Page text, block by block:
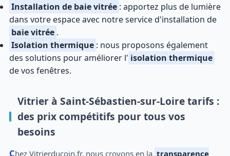
Installation de baie vitrée : apportez plus de lumière
dans votre espace avec notre service d'installation de
baie vitrée .
Isolation thermique : nous proposons également
des solutions pour améliorer l' isolation thermique
de vos fenêtres.
Vitrier à Saint-Sébastien-sur-Loire tarifs :
des prix compétitifs pour tous vos
besoins
Chez Vitrierducoin.fr, nous croyons en la transparence